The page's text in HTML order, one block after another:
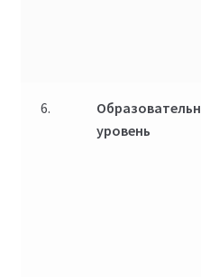
6.
уровень